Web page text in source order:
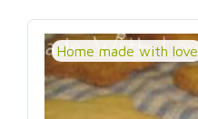
Home made with love